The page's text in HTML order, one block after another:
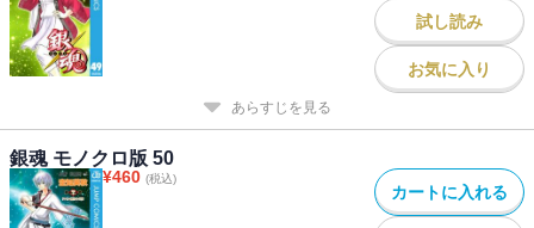
試し読み
お気に入り
あらすじを見る
銀魂 モノクロ版 50
¥460 (税込)
カートに入れる